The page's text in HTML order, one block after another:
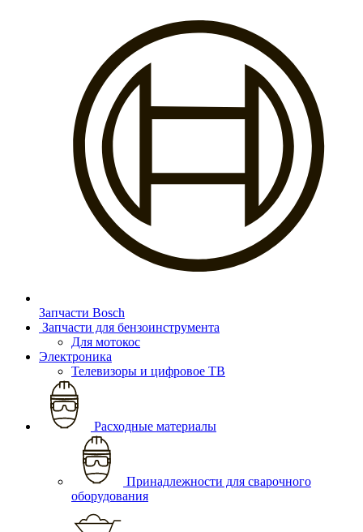
Запчасти Bosch
Запчасти для бензоинструмента
Для мотокос
Электроника
Телевизоры и цифровое ТВ
Расходные материалы
Принадлежности для сварочного
оборудования